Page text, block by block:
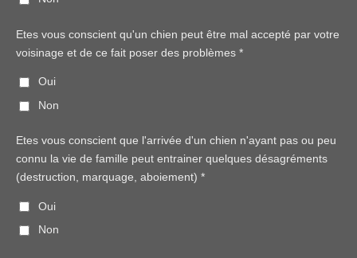
Etes vous conscient qu'un chien peut être mal accepté par votre
voisinage et de ce fait poser des problèmes *
Oui
Non
Etes vous conscient que l'arrivée d'un chien n'ayant pas ou peu
connu la vie de famille peut entrainer quelques désagréments
(destruction, marquage, aboiement) *
Oui
Non